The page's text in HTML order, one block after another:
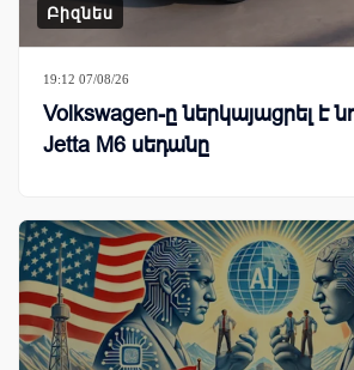
Բիզնես
19:12 07/08/26
Volkswagen-ը ներկայացրել է
Jetta M6 սեդանը